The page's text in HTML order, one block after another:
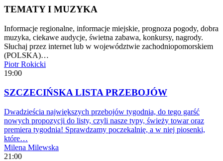
TEMATY I MUZYKA
Informacje regionalne, informacje miejskie, prognoza pogody, dobra
muzyka, ciekawe audycje, świetna zabawa, konkursy, nagrody.
Słuchaj przez internet lub w województwie zachodniopomorskiem
(POLSKA)…
Piotr Rokicki
19:00
SZCZECIŃSKA LISTA PRZEBOJÓW
Dwadzieścia największych przebojów tygodnia, do tego garść
nowych propozycji do listy, czyli nasze typy, świeży towar oraz
premiera tygodnia! Sprawdzamy poczekalnię, a w niej piosenki,
które…
Milena Milewska
21:00